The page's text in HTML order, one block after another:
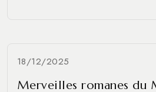
18/12/2025
Merveilles romanes du